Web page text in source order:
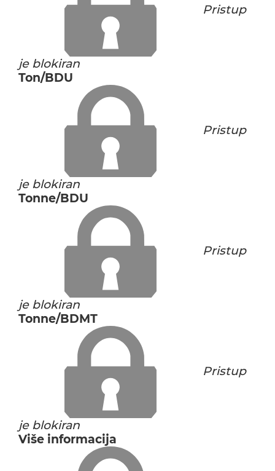
Pristup
je blokiran
Ton/BDU
Pristup
je blokiran
Tonne/BDU
Pristup
je blokiran
Tonne/BDMT
Pristup
je blokiran
Više informacija